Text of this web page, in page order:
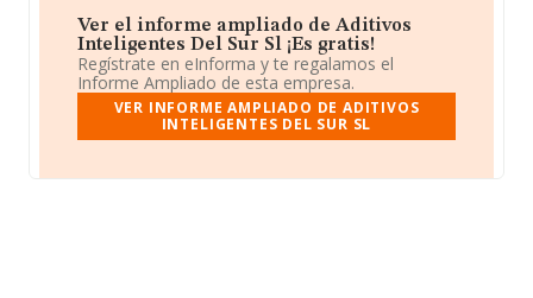
Ver el informe ampliado de Aditivos
Inteligentes Del Sur Sl ¡Es gratis!
Regístrate en eInforma y te regalamos el
Informe Ampliado de esta empresa.
VER INFORME AMPLIADO DE ADITIVOS
INTELIGENTES DEL SUR SL